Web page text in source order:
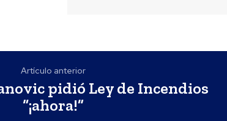
Artículo anterior
pidió Ley de Incendios
“¡ahora!”